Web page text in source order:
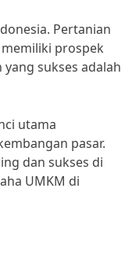
Pertanian
prospek
sukses adalah
utama
pasar.
dan sukses di
UMKM di